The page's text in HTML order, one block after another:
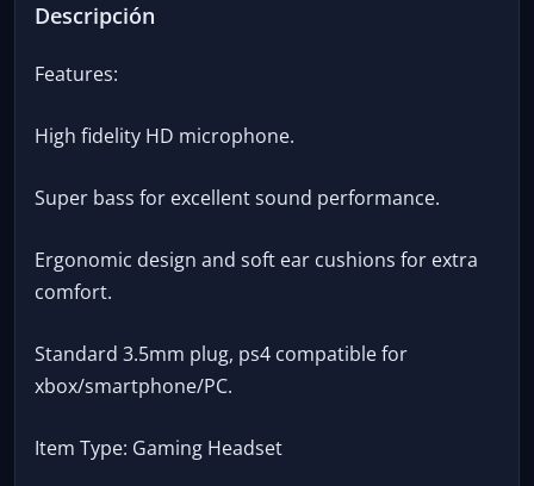
Descripción
Features:
High fidelity HD microphone.
Super bass for excellent sound performance.
Ergonomic design and soft ear cushions for extra
comfort.
Standard 3.5mm plug, ps4 compatible for
xbox/smartphone/PC.
Item Type: Gaming Headset